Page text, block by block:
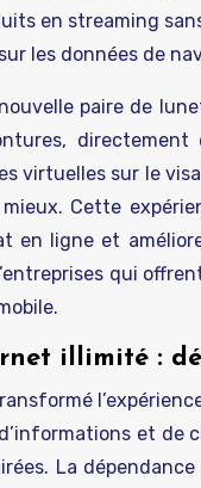
en streaming
les données de
paire de
virtuelles sur le
Cette
en ligne et
qui
illimité :
et
La